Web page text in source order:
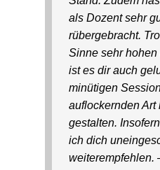
als Dozent sehr
rübergebracht.
Sinne sehr
ist es dir auch
minütigen
auflockernden Art
gestalten.
ich dich
weiterempfehlen.